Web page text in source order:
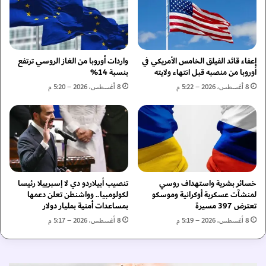
ا
ل
د
و
ل
ي
ل
و
ر
ب
ف
ي
د
و
ت
ت
ح
م
ر
ك
ا
ح
ا
ب
ر
أ
س
ا
إعفاء قائد الفيلق الخامس الأمريكي في
أوروبا من منصبه قبل انتهاء ولايته
8 أغسطس، 2026 – 5:22 م
واردات أوروبا من الغاز الروسي ترتفع
بنسبة 14%
8 أغسطس، 2026 – 5:20 م
خسائر بشرية واستهداف روسي
لمنشآت عسكرية أوكرانية وموسكو
تعترض 397 مسيرة
8 أغسطس، 2026 – 5:19 م
تنصيب أبيلاردو دي لا إسبرييلا رئيسا
لكولومبيا.. وواشنطن تعلن دعمها
بمساعدات أمنية بمليار دولار
8 أغسطس، 2026 – 5:17 م